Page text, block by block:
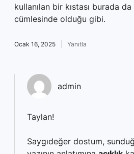
kullanılan bir kıstası burada
cümlesinde olduğu gibi.
Ocak 16, 2025 Yanıtla
admin
Taylan!
Saygıdeğer dostum,